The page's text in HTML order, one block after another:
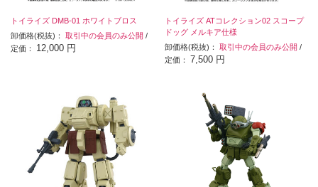
トイライズ DMB-01 ホワイトブロス
卸価格(税抜)： 取引中の会員のみ公開 /
定価： 12,000 円
トイライズ ATコレクション02 スコープ
ドッグ メルキア仕様
卸価格(税抜)：取引中の会員のみ公開 /
定価： 7,500 円